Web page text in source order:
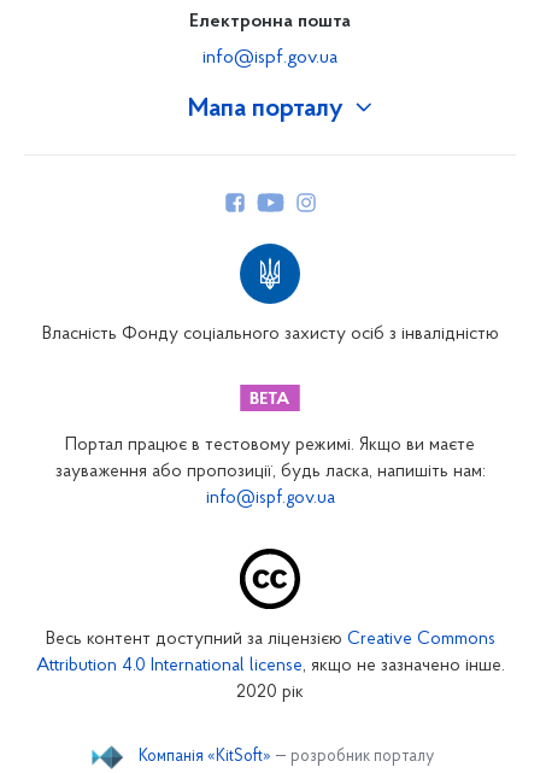
Мапа порталу
Закарпатське відділення
Запорізьке відділення
Кіровоградське відділення
Миколаївське відділення
Електронна пошта
info@ispf.gov.ua
Власність Фонду соціального захисту осіб з інвалідністю
Портал працює в тестовому режимі. Якщо ви маєте
зауваження або пропозиції, будь ласка, напишіть нам:
info@ispf.gov.ua
Весь контент доступний за ліцензією Creative Commons
Attribution 4.0 International license, якщо не зазначено інше.
2020 рік
Компанія «KitSoft» — розробник порталу